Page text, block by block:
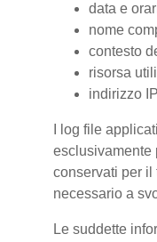
data e
nome
contesto
risorsa
indirizzo
I log file
esclusivamente
conservati per il
necessario a
Le suddette